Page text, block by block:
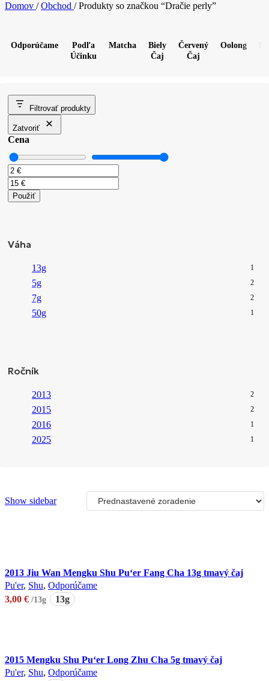
Domov / Obchod / Produkty so značkou “Dračie perly”
Odporúčame
Podľa
Účinku
Matcha
Biely
Čaj
Červený
Čaj
Oolong
Filtrovať produkty
Zatvoriť
Cena
Použiť
Váha
13g 1
5g 2
7g 2
50g 1
Ročník
2013 2
2015 2
2016 1
2025 1
Show sidebar
2013 Jiu Wan Mengku Shu Pu‘er Fang Cha 13g tmavý čaj
Pu'er, Shu, Odporúčame
3,00 € /13g 13g
2015 Mengku Shu Pu‘er Long Zhu Cha 5g tmavý čaj
Pu'er, Shu, Odporúčame